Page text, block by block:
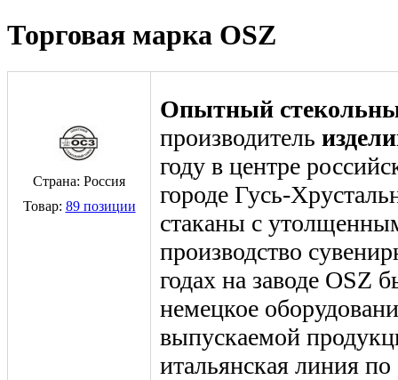
Торговая марка OSZ
Страна: Россия
Товар: 89 позиции
Опытный
производитель
году в центре
городе Гусь-
стаканы с
производство
годах на заводе OSZ
немецкое
выпускаемой
итальянская линия